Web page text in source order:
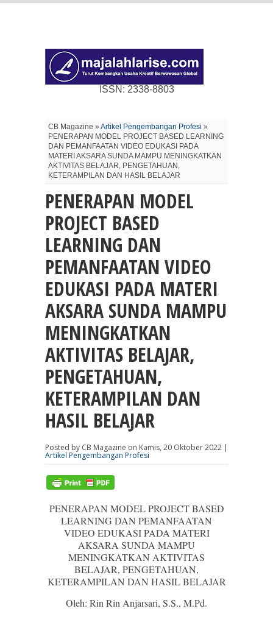
ISSN: 2338-8803
CB Magazine » Artikel Pengembangan Profesi »
PENERAPAN MODEL PROJECT BASED LEARNING
DAN PEMANFAATAN VIDEO EDUKASI PADA
MATERI AKSARA SUNDA MAMPU MENINGKATKAN
AKTIVITAS BELAJAR, PENGETAHUAN,
KETERAMPILAN DAN HASIL BELAJAR
PENERAPAN MODEL
PROJECT BASED
LEARNING DAN
PEMANFAATAN VIDEO
EDUKASI PADA MATERI
AKSARA SUNDA MAMPU
MENINGKATKAN
AKTIVITAS BELAJAR,
PENGETAHUAN,
KETERAMPILAN DAN
HASIL BELAJAR
Posted by CB Magazine on Kamis, 20 Oktober 2022 |
Artikel Pengembangan Profesi
PENERAPAN MODEL PROJECT BASED
LEARNING DAN PEMANFAATAN
VIDEO EDUKASI PADA MATERI
AKSARA SUNDA MAMPU
MENINGKATKAN AKTIVITAS
BELAJAR, PENGETAHUAN,
KETERAMPILAN DAN HASIL BELAJAR
Oleh: Rin Rin Anjarsari, S.S., M.Pd.